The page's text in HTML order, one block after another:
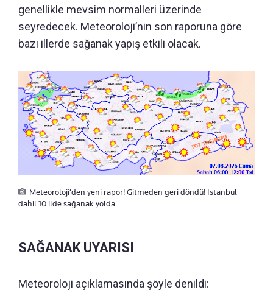
genellikle mevsim normalleri üzerinde
seyredecek. Meteoroloji’nin son raporuna göre
bazı illerde sağanak yapış etkili olacak.
Meteoroloji’den yeni rapor! Gitmeden geri döndü! İstanbul
dahil 10 ilde sağanak yolda
SAĞANAK UYARISI
Meteoroloji açıklamasında şöyle denildi: